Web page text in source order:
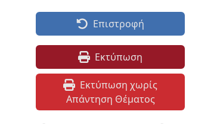
Επιστροφή
Εκτύπωση
Εκτύπωση χωρίς
Απάντηση Θέματος